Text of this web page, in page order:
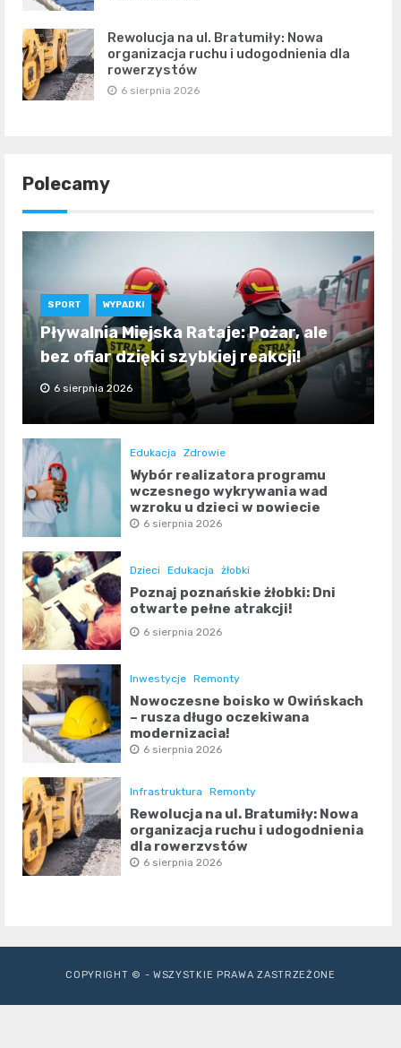
Rewolucja na ul. Bratumiły: Nowa
organizacja ruchu i udogodnienia dla
rowerzystów
6 sierpnia 2026
Polecamy
SPORT WYPADKI
Pływalnia Miejska Rataje: Pożar, ale
bez ofiar dzięki szybkiej reakcji!
6 sierpnia 2026
Edukacja Zdrowie
Wybór realizatora programu
wczesnego wykrywania wad
wzroku u dzieci w powiecie
poznańskim
6 sierpnia 2026
Dzieci Edukacja żłobki
Poznaj poznańskie żłobki: Dni
otwarte pełne atrakcji!
6 sierpnia 2026
Inwestycje Remonty
Nowoczesne boisko w Owińskach
– rusza długo oczekiwana
modernizacja!
6 sierpnia 2026
Infrastruktura Remonty
Rewolucja na ul. Bratumiły: Nowa
organizacja ruchu i udogodnienia
dla rowerzystów
6 sierpnia 2026
COPYRIGHT © - WSZYSTKIE PRAWA ZASTRZEŻONE